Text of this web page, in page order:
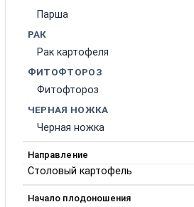
Парша
РАК
Рак картофеля
ФИТОФТОРОЗ
Фитофтороз
ЧЕРНАЯ НОЖКА
Черная ножка
Направление
Столовый картофель
Начало плодоношения